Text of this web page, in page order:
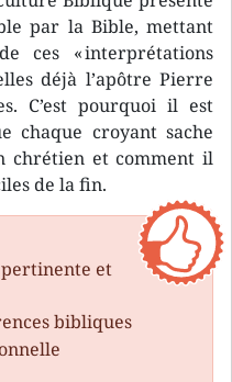
par la Bible, mettant
ces « interprétations
déjà l’apôtre Pierre
C’est pourquoi il est
chaque croyant sache
chrétien et comment il
de la fin.
et
bibliques